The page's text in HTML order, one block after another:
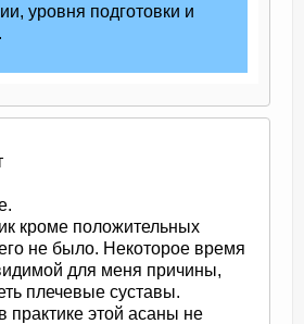
уровня подготовки и
кроме положительных
не было. Некоторое время
для меня причины,
плечевые суставы.
этой асаны не